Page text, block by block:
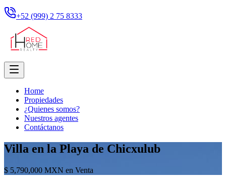
+52 (999) 2 75 8333
Home
Propiedades
¿Quienes somos?
Nuestros agentes
Contáctanos
Villa en la Playa de Chicxulub
$ 5,790,000 MXN en Venta